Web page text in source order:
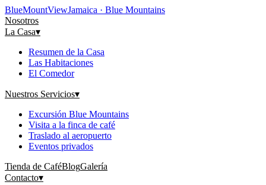
BlueMountViewJamaica · Blue Mountains
Nosotros
La Casa▾
Resumen de la Casa
Las Habitaciones
El Comedor
Nuestros Servicios▾
Excursión Blue Mountains
Visita a la finca de café
Traslado al aeropuerto
Eventos privados
Tienda de CaféBlogGalería
Contacto▾